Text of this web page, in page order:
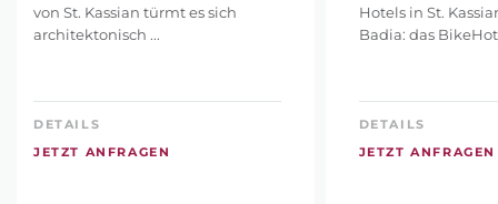
von St. Kassian türmt es sich
architektonisch ...
DETAILS
JETZT ANFRAGEN
Hotels in St.
Badia: das
DETAILS
JETZT ANFRAGEN